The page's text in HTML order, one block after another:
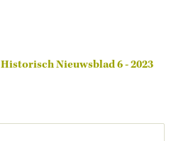
Historisch Nieuwsblad 6 - 2023